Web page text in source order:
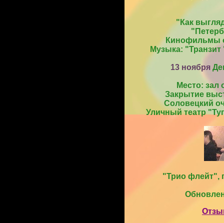
"Как
Кинофильмы
Музыка:
13 ноября
Место: зал
Закрытие
Соловецкий
Уличный театр
"Трио флейт",